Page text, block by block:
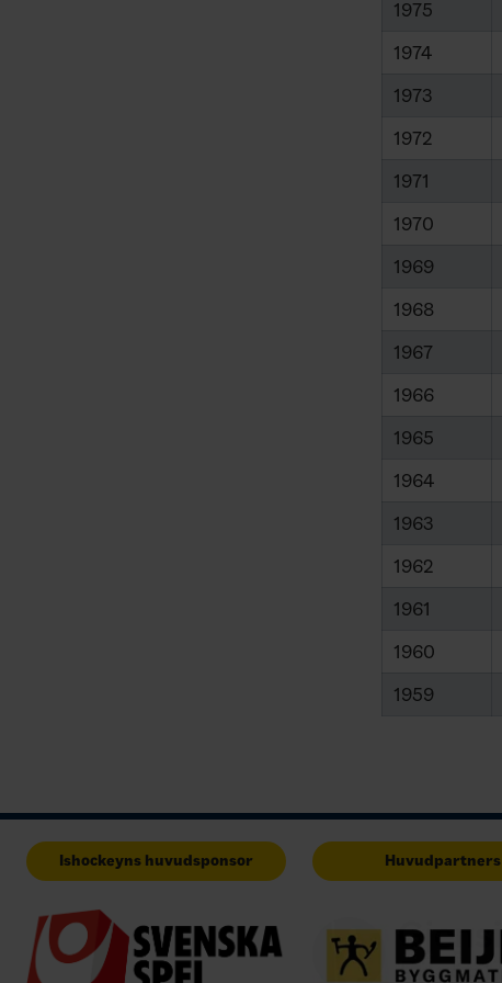
1975
1974
1973
1972
1971
1970
1969
1968
1967
1966
1965
1964
1963
1962
1961
1960
1959
Ishockeyns huvudsponsor Huvudpartners